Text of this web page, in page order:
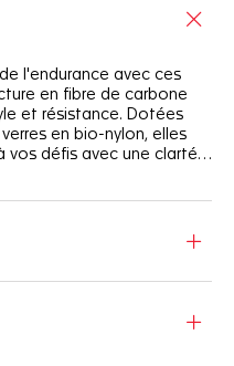
l'endurance avec ces
en fibre de carbone
et résistance. Dotées
en bio-nylon, elles
défis avec une clarté
à la fois robuste et
Heuer Specta. Ils offrent